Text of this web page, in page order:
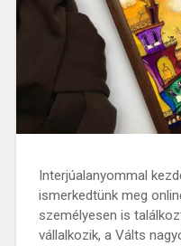
Interjúalanyommal
ismerkedtünk meg
személyesen is
vállalkozik, a Válts